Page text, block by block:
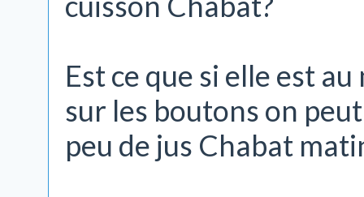
Est ce que si elle est
sur les boutons on
peu de jus Chabat